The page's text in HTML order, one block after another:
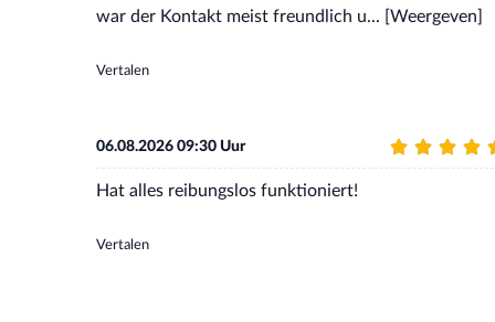
war der Kontakt meist freundlich u... [Weergeven]
Vertalen
06.08.2026 09:30 Uur
Hat alles reibungslos funktioniert!
Vertalen